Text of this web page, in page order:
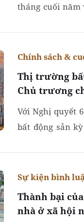
tháng cuối
Thị trường
Chủ trương
Chính sách &
Với Nghị quyết
bất động sản
Thành bại
nhà ở xã hội
Sự kiện bình